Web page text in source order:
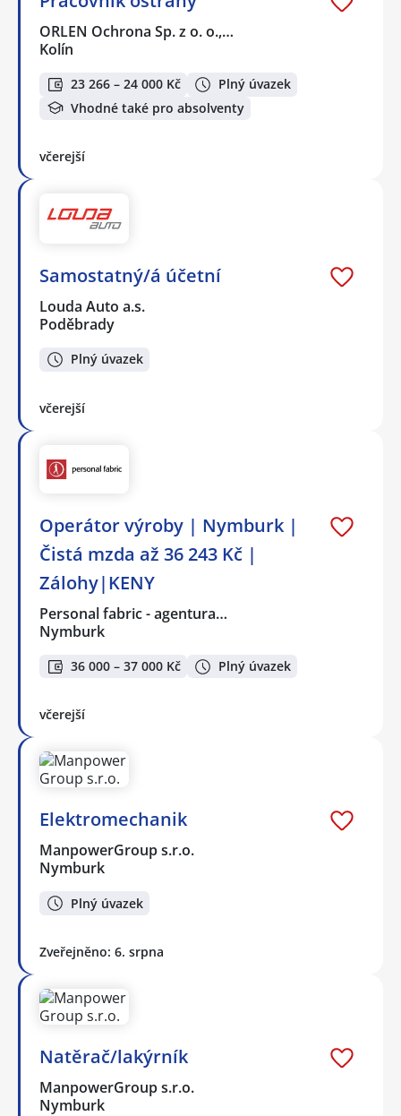
ORLEN Ochrona Sp. z o. o.,…
Kolín
23 266 – 24 000 Kč
Plný úvazek
Vhodné také pro absolventy
včerejší
Samostatný/á účetní
Louda Auto a.s.
Poděbrady
Plný úvazek
včerejší
Operátor výroby | Nymburk |
Čistá mzda až 36 243 Kč |
Zálohy|KENY
Personal fabric - agentura…
Nymburk
36 000 – 37 000 Kč Plný úvazek
včerejší
Elektromechanik
ManpowerGroup s.r.o.
Nymburk
Plný úvazek
Zveřejněno: 6. srpna
Natěrač/lakýrník
ManpowerGroup s.r.o.
Nymburk